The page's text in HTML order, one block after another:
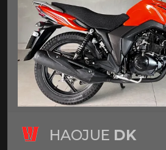
HAOJUE DK